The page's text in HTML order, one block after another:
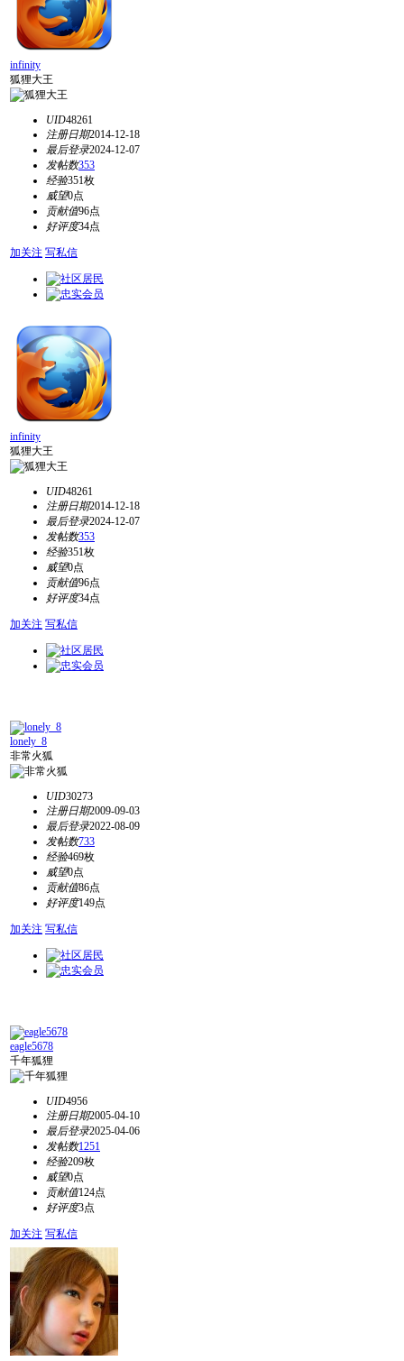
infinity
狐狸大王
UID48261
注册日期2014-12-18
最后登录2024-12-07
发帖数353
经验351枚
威望0点
贡献值96点
好评度34点
加关注 写私信
infinity
狐狸大王
UID48261
注册日期2014-12-18
最后登录2024-12-07
发帖数353
经验351枚
威望0点
贡献值96点
好评度34点
加关注 写私信
lonely_8
非常火狐
UID30273
注册日期2009-09-03
最后登录2022-08-09
发帖数733
经验469枚
威望0点
贡献值86点
好评度149点
加关注 写私信
eagle5678
千年狐狸
UID4956
注册日期2005-04-10
最后登录2025-04-06
发帖数1251
经验209枚
威望0点
贡献值124点
好评度3点
加关注 写私信